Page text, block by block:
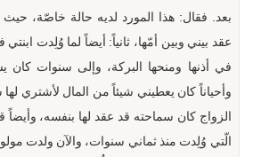
بعد. فقال: هذا المورد لديه حالة خاصّة، حيث
عقد بيني وبين أمّها، ثانياً: أيضاً لما وُلِدت
في أذنها ومنحها البركة، وإلى سنوات كان
وأحياناً كان يعطيني شيئاً من المال لأشتري
الزواج كان سماحته قد عقد لها بنفسه، وأيضاً قد
الّتي وُلِدت منذ ثماني سنوات، والآن ولدت